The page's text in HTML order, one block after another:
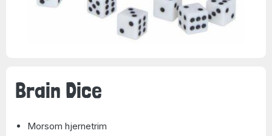
Brain Dice
Morsom hjernetrim